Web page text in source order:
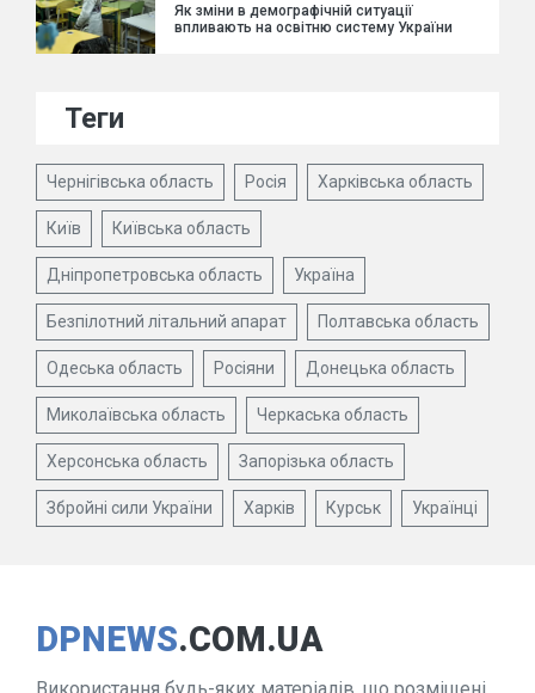
Як зміни в демографічній ситуації
впливають на освітню систему України
Теги
Чернігівська область Росія Харківська область
Київ Київська область
Дніпропетровська область Україна
Безпілотний літальний апарат Полтавська область
Одеська область Росіяни Донецька область
Миколаївська область Черкаська область
Херсонська область Запорізька область
Збройні сили України Харків Курськ Українці
DPNEWS.COM.UA
Використання будь-яких матеріалів, що розміщені